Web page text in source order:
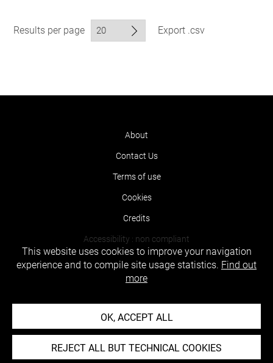
Results per page Export .csv
About
Contact Us
Terms of use
Cookies
Credits
Accessibility : non compliant
This website uses cookies to improve your navigation
experience and to compile site usage statistics. Find out
more
OK, ACCEPT ALL
REJECT ALL BUT TECHNICAL COOKIES